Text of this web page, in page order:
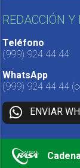
REDACCIÓN Y
Teléfono
(999) 924 44 44
WhatsApp
(999) 924 44 44
ENVIAR